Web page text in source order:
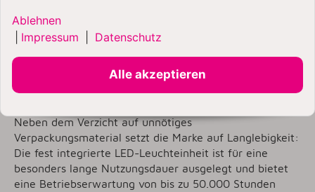
Bei den Designs von
ein durchdachtes Verpackungskonzept: Um Ressourcen
zu schonen, bestehen die Produktverpackungen
weitestgehend aus recyclebarem Karton und kommen
fast vollständig ohne Kunststoffe aus.
Neben dem Verzicht auf unnötiges
Verpackungsmaterial setzt die Marke auf Langlebigkeit:
Die fest integrierte LED-Leuchteinheit ist für eine
besonders lange Nutzungsdauer ausgelegt und bietet
eine Betriebserwartung von bis zu 50.000 Stunden
Ablehnen
Impressum Datenschutz
Alle akzeptieren